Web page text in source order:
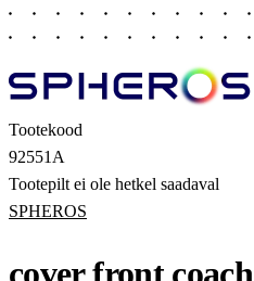
Tootekood
92551A
Tootepilt ei ole hetkel saadaval
SPHEROS
cover front coach